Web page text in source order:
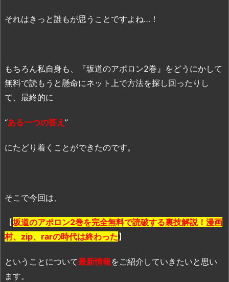
それはきっと誰もが思うことですよね…！
もちろん私自身も、『坂道のアポロン2巻』をどうにかして
無料で読もうと懸命にネット上で方法を探し回ったりし
て、最終的に
“ある一つの答え ”
にたどり着くことができたのです。
そこで今回は、
【坂道のアポロン2巻を完全無料で読破する裏技解説！漫画
村、zip、rarの時代は終わった】
ということについて最新情報をご紹介していきたいと思い
ます。